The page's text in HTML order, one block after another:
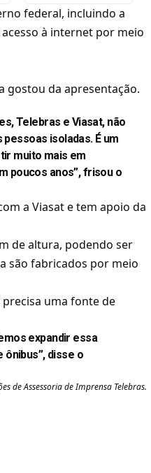
federal, incluindo a
à internet por meio
gostou da apresentação.
Telebras e Viasat, não
isoladas. É um
muito mais em
poucos anos”, frisou o
aViasate tem apoio da
de altura, podendo ser
são fabricados por meio
uma fonte de
expandir essa
disse o
de Assessoria de Imprensa Telebras.